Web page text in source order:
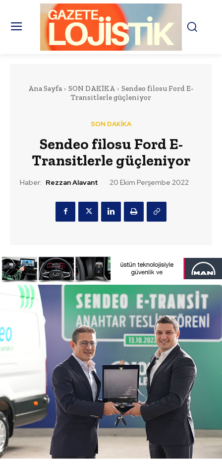
Ana Sayfa SON DAKİKA
Sendeo filosu Ford E-
Transitlerle güçleniyor
SON DAKİKA
Sendeo filosu Ford E-
Transitlerle güçleniyor
Haber: Rezzan Alavant 20 Ekim Perşembe 2022